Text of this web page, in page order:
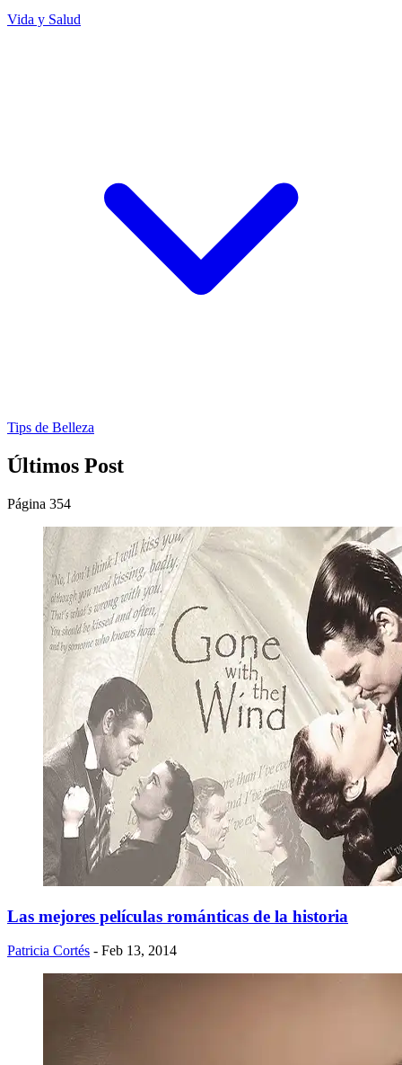
Vida y Salud
Tips de Belleza
Últimos Post
Página 354
Las mejores películas románticas de la historia
Patricia Cortés - Feb 13, 2014